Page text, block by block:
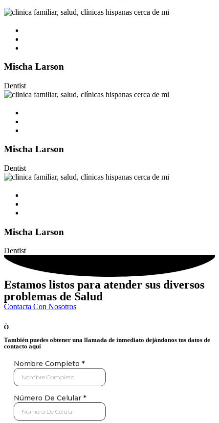
Mischa Larson
Dentist
Mischa Larson
Dentist
Mischa Larson
Dentist
Estamos listos para atender sus diversos
problemas de Salud
Contacta Con Nosotros
Ò
También puedes obtener una llamada de inmediato dejándonos tus datos de
contacto aquí